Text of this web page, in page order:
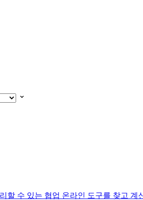
할 수 있는 협업 온라인 도구를 찾고 계